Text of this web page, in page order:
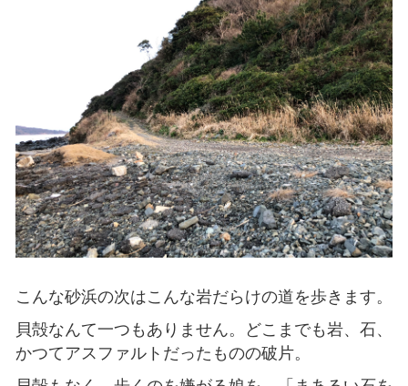
こんな砂浜の次はこんな岩だらけの道を歩きます。
貝殻なんて一つもありません。どこまでも岩、石、
かつてアスファルトだったものの破片。